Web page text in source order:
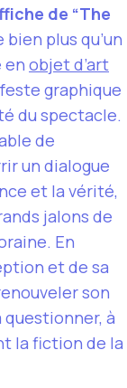
de “The
plus qu’un
en objet d’art
graphique
du spectacle.
de
un dialogue
et la vérité,
jalons de
En
et de sa
son
questionner, à
la fiction de la